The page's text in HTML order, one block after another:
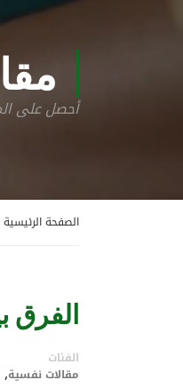
أحصل على
الصفحة الرئيسية
الفرق
الفئات
مقالات نفسية,